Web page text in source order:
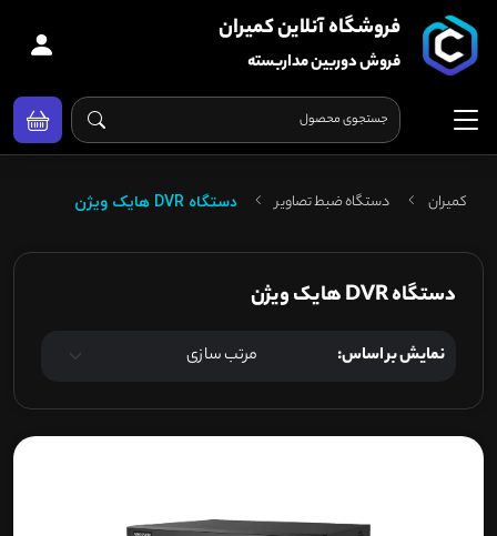
فروشگاه آنلاین کمیران
فروش دوربین مداربسته
کمیران دستگاه ضبط تصاویر دستگاه DVR هایک ویژن
دستگاه DVR هایک ویژن
نمایش بر اساس: